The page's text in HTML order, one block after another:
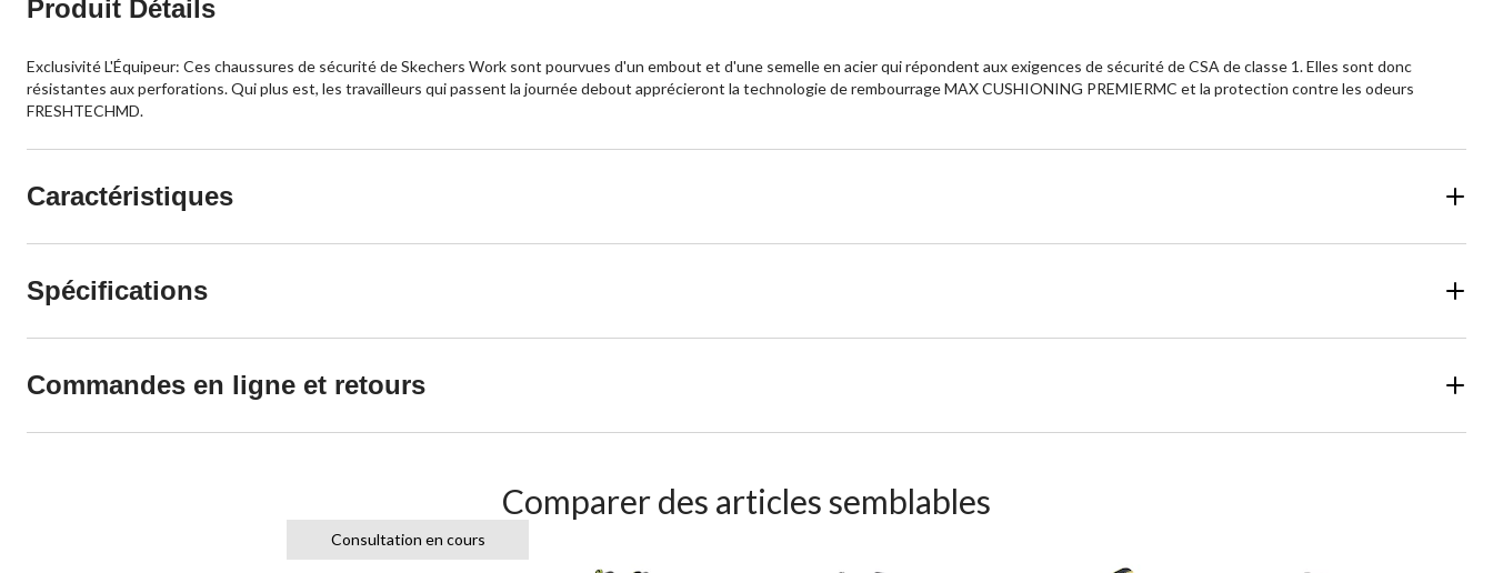
Produit Détails
Exclusivité L'Équipeur: Ces chaussures de sécurité de Skechers Work sont pourvues d'un embout et d'une semelle en acier qui répondent aux exigences de sécurité de CSA de classe 1. Elles sont donc
résistantes aux perforations. Qui plus est, les travailleurs qui passent la journée debout apprécieront la technologie de rembourrage MAX CUSHIONING PREMIERMC et la protection contre les odeurs
FRESHTECHMD.
Caractéristiques
Spécifications
Commandes en ligne et retours
Comparer des articles semblables
Consultation en cours